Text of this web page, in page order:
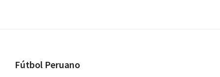
Footer
Fútbol Peruano